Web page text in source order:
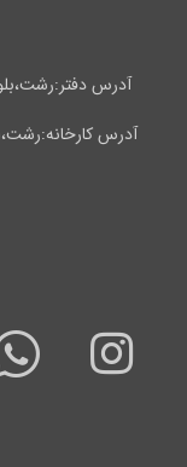
آدرس
آدرس